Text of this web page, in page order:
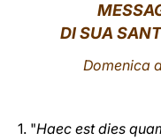
DI SUA
Domenica
1. "Haec est dies